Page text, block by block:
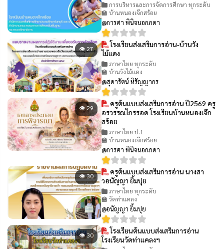
การบริหารและการจัดการศึกษา ทุกระดับ
🏫 บ้านหนองเจ๊กสร้อย
@การศา พินิจนอกภดา
👁 27
โรงเรียนส่งเสริมการอ่าน-บ้านวัง
ไม้แดง
ภาษาไทย ทุกระดับ
🏫 บ้านวังไม้แดง
@สุดารัตน์ หิรัญญากร
👁 29
ครูต้นแบบส่งเสริมการอ่าน ปี2569 ครู
อรวรรณไกรรอด โรงเรียนบ้านหนองเจ๊ก
สร้อย
ภาษาไทย ป.1
🏫 บ้านหนองเจ๊กสร้อย
@การศา พินิจนอกภดา
👁 30
ครูต้นแบบส่งเสริมการอ่าน นางสา
วอนัญญา ยิ้มปุย
ภาษาไทย ทุกระดับ
🏫 วัดท่าแคลง
@อนัญญา ยิ้มปุย
👁 30
โรงเรียนต้นแบบส่งเสริมการอ่าน
โรงเรียนวัดท่าแคลงฯ